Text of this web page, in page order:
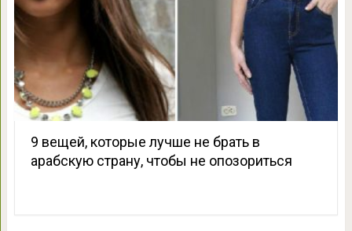
9 вещей, которые лучше не брать в
арабскую страну, чтобы не опозориться